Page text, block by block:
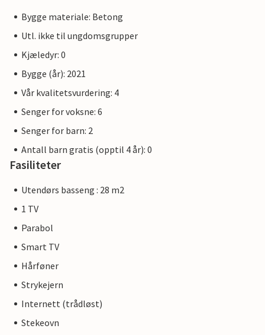
Bygge materiale: Betong
Utl. ikke til ungdomsgrupper
Kjæledyr: 0
Bygge (år): 2021
Vår kvalitetsvurdering: 4
Senger for voksne: 6
Senger for barn: 2
Antall barn gratis (opptil 4 år): 0
Fasiliteter
Utendørs basseng : 28 m2
1 TV
Parabol
Smart TV
Hårføner
Strykejern
Internett (trådløst)
Stekeovn